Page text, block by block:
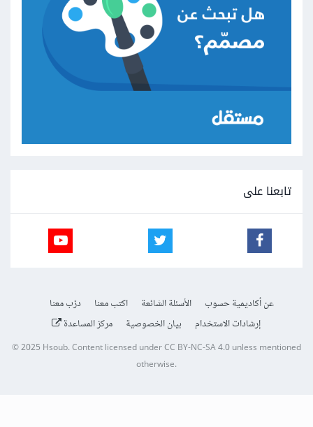
تابعنا على
عن أكاديمية حسوب الأسئلة الشائعة اكتب معنا
درّب معنا
إرشادات الاستخدام
بيان الخصوصية مركز المساعدة
© 2025 Hsoub.Content licensed underCC BY-NC-SA 4.0unless mentioned
otherwise.